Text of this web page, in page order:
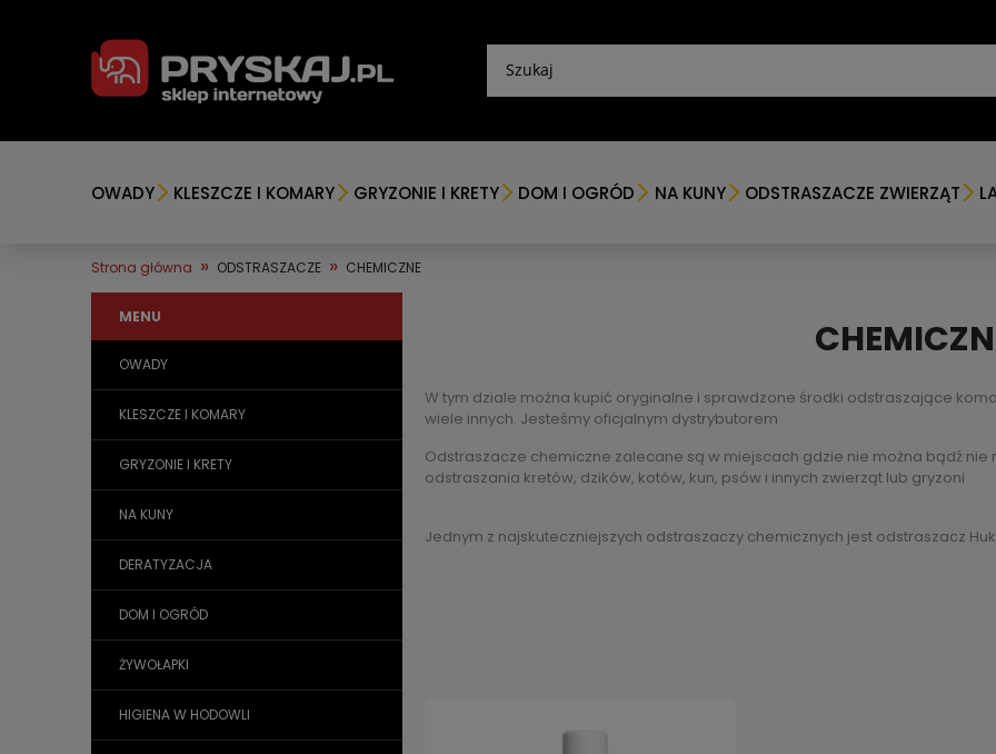
OWADY KLESZCZE I KOMARY GRYZONIE I KRETY DOM I OGRÓD NA KUNY ODSTRASZACZE ZWIERZĄT
Strona główna » ODSTRASZACZE » CHEMICZNE
MENU
OWADY
KLESZCZE I KOMARY
GRYZONIE I KRETY
NA KUNY
DERATYZACJA
DOM I OGRÓD
ŻYWOŁAPKI
HIGIENA W HODOWLI
W tym dziale można kupić oryginalne i sprawdzone środki odstraszające
wiele innych. Jesteśmy oficjalnym dystrybutorem
Odstraszacze chemiczne zalecane są w miejscach gdzie nie można bądź
odstraszania kretów, dzików, kotów, kun, psów i innych zwierząt lub gryzoni
Jednym z najskuteczniejszych odstraszaczy chemicznych jest odstraszacz